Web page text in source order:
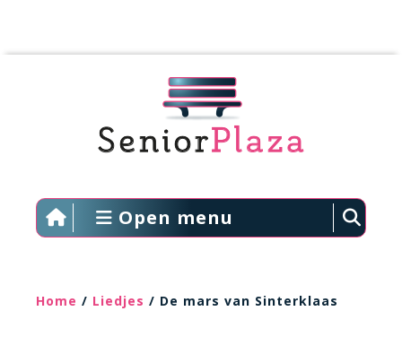
Open menu
Home / Liedjes / De mars van Sinterklaas